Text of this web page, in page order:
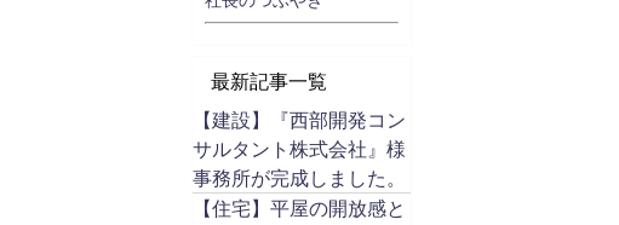
最新記事一覧
【建設】『西部開発コン
サルタント株式会社』様
事務所が完成しました。
【住宅】平屋の開放感と